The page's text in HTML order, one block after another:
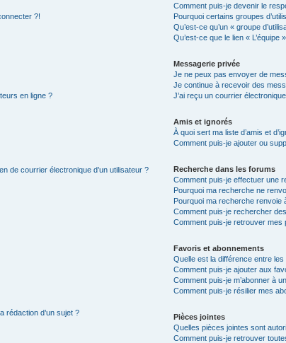
?!
en ligne ?
de courrier électronique d’un utilisateur ?
rédaction d’un sujet ?
Comment puis-je devenir le
Pourquoi certains groupes
Qu’est-ce qu’un « groupe
Qu’est-ce que le lien « L’équipe
Messagerie privée
Je ne peux pas envoyer de
Je continue à recevoir des
J’ai reçu un courrier
Amis et ignorés
À quoi sert ma liste d’amis et
Comment puis-je ajouter ou
Recherche dans les forums
Comment puis-je effectuer une
Pourquoi ma recherche ne
Pourquoi ma recherche renvoie
Comment puis-je rechercher
Comment puis-je retrouver
Favoris et abonnements
Quelle est la différence entre
Comment puis-je ajouter aux
Comment puis-je m’abonner à
Comment puis-je résilier mes
Pièces jointes
Quelles pièces jointes sont
Comment puis-je retrouver